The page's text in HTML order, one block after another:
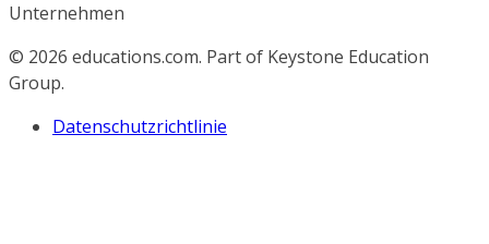
Unternehmen
© 2026 educations.com. Part of Keystone Education
Group.
Datenschutzrichtlinie